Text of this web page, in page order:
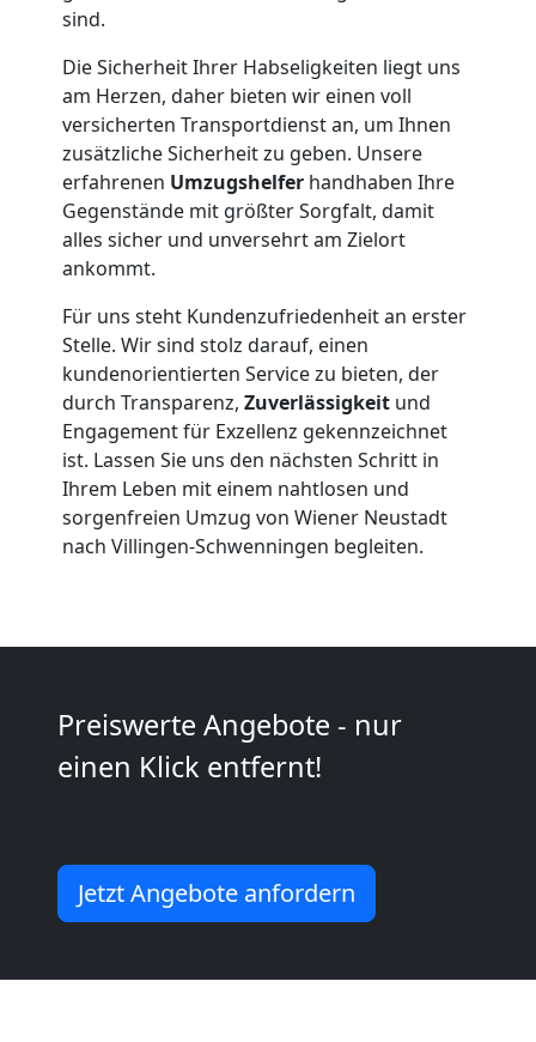
sind.
Die Sicherheit Ihrer Habseligkeiten liegt uns
am Herzen, daher bieten wir einen voll
versicherten Transportdienst an, um Ihnen
zusätzliche Sicherheit zu geben. Unsere
erfahrenen Umzugshelfer handhaben Ihre
Gegenstände mit größter Sorgfalt, damit
alles sicher und unversehrt am Zielort
ankommt.
Für uns steht Kundenzufriedenheit an erster
Stelle. Wir sind stolz darauf, einen
kundenorientierten Service zu bieten, der
durch Transparenz, Zuverlässigkeit und
Engagement für Exzellenz gekennzeichnet
ist. Lassen Sie uns den nächsten Schritt in
Ihrem Leben mit einem nahtlosen und
sorgenfreien Umzug von Wiener Neustadt
nach Villingen-Schwenningen begleiten.
Preiswerte Angebote - nur
einen Klick entfernt!
Jetzt Angebote anfordern
Neustadt
Möbelmontage
Wiener
Neustadt
Möbeltransport
Wiener
Neustadt
Beiladung
Neustadt
Mini
Wiener
Neustadt